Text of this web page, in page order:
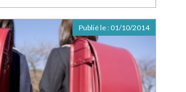
Publié le : 01/10/2014